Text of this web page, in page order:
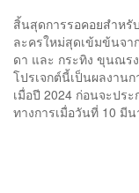
สิ้นสุดการรอคอยสำหรั
ละครใหม่สุดเข้มข้นจา
ดา และ กระทิง ขุนณร
โปรเจกต์นี้เป็นผลงาน
เมื่อปี 2024 ก่อนจะปร
ทางการเมื่อวันที่ 10 มี